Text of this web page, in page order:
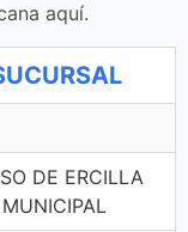
aquí.
DE ERCILLA